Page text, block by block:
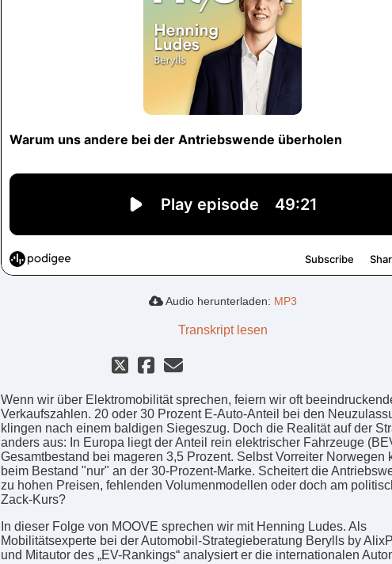
Audio herunterladen: MP3
Transkript lesen
Wenn wir über Elektromobilität sprechen, feiern wir oft
Verkaufszahlen. 20 oder 30 Prozent E-Auto-Anteil bei den
klingen nach einem baldigen Siegeszug. Doch die Realität auf der
anders aus: In Europa liegt der Anteil rein elektrischer Fahrzeuge
Gesamtbestand bei mageren 3,5 Prozent. Selbst Vorreiter Norwegen
beim Bestand "nur" an der 30-Prozent-Marke. Scheitert die
zu hohen Preisen, fehlenden Volumenmodellen oder doch am
Zack-Kurs?
In dieser Folge von MOOVE sprechen wir mit Henning Ludes. Als
Mobilitätsexperte bei der Automobil-Strategieberatung Berylls by
und Mitautor des „EV-Rankings“ analysiert er die internationalen